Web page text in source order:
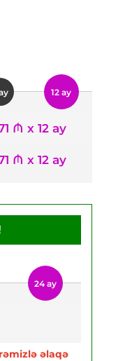
12 ay
₼ x 12 ay
₼ x 12 ay
24 ay
əlaqə